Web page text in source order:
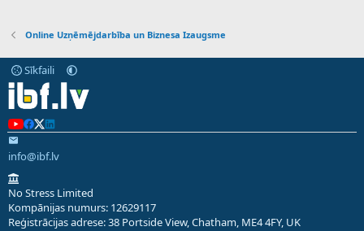
Online Uzņēmējdarbība un Biznesa Izaugsme
Sīkfaili
info@ibf.lv
No Stress Limited
Kompānijas numurs: 12629117
Reģistrācijas adrese: 38 Portside View, Chatham, ME4 4FY, UK